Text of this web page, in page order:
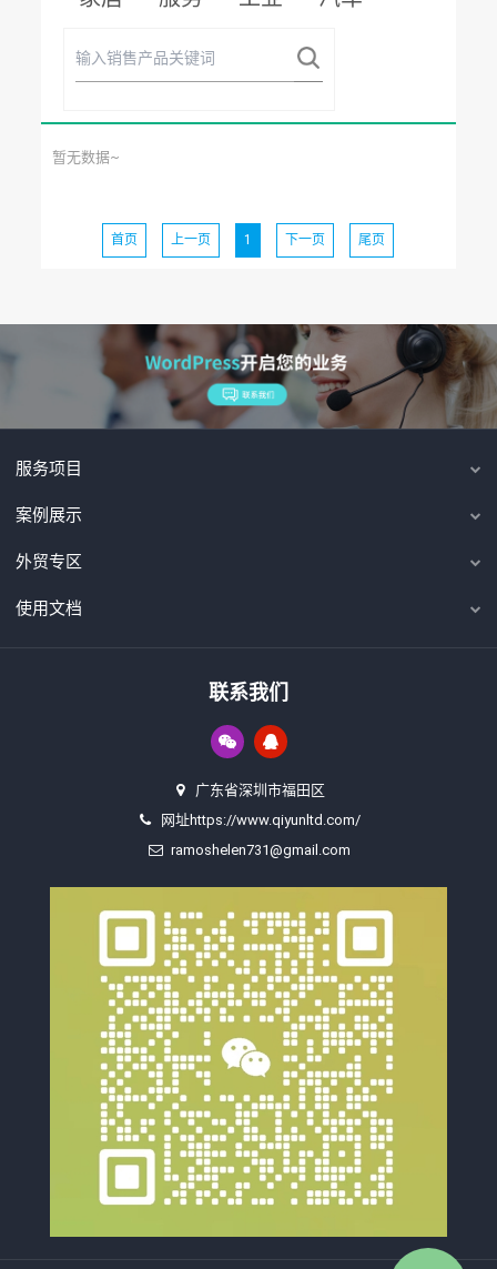
暂无数据~
首页 上一页 1 下一页 尾页
服务项目
案例展示
外贸专区
使用文档
联系我们
广东省深圳市福田区
网址https://www.qiyunltd.com/
ramoshelen731@gmail.com